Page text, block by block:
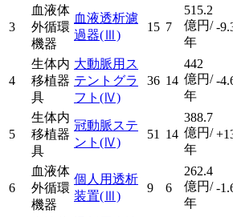
3
血液体
外循環
機器
血液透析濾
過器(Ⅲ)
15 7
515.2
億円/
年
-
4
生体内
移植器
具
大動脈用ス
テントグラ
フト (Ⅳ)
36 14
442
億円/
年
-
5
生体内
移植器
具
冠動脈ステ
ント (Ⅳ)
51 14
388.7
億円/
年
6
血液体
外循環
機器
個人用透析
装置(Ⅲ)
9 6
262.4
億円/
年
-